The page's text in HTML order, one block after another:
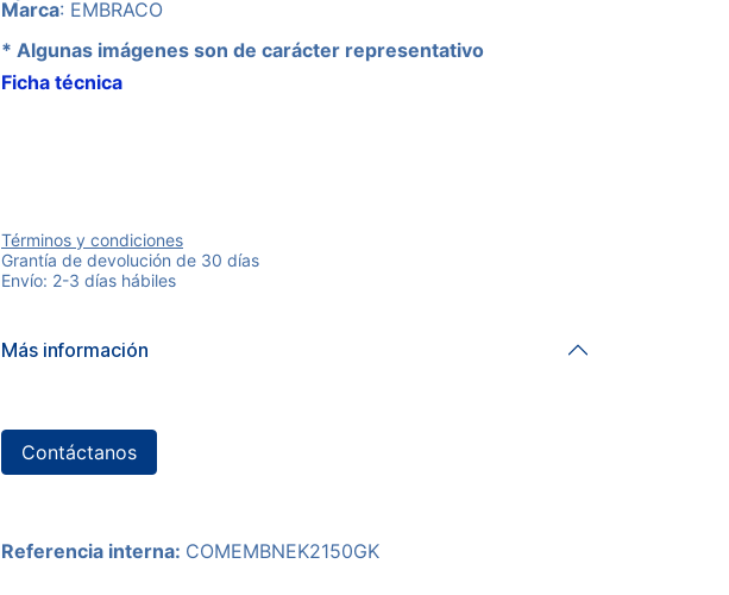
Marca: EMBRACO
* Algunas imágenes son de carácter representativo
Ficha técnica
Términos y condiciones
Grantía de devolución de 30 días
Envío: 2-3 días hábiles
Más información
Contáctanos
Referencia interna: COMEMBNEK2150GK